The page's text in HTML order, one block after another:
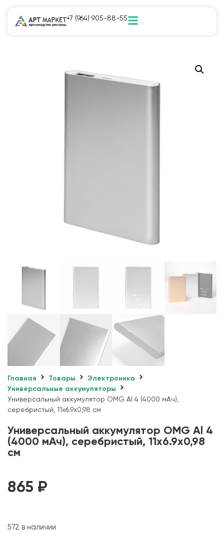
+7 (964) 905-88-55
Главная Товары
Электроника
Универсальные аккумуляторы
Универсальный аккумулятор OMG Al 4 (4000 мАч),
серебристый, 11х6.9х0,98 см
Универсальный аккумулятор OMG Al 4
(4000 мАч), серебристый, 11х6.9х0,98
см
865 ₽
572 в наличии